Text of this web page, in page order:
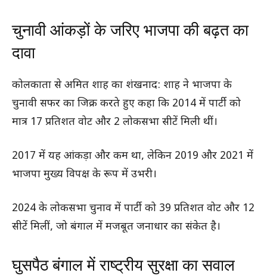
चुनावी आंकड़ों के जरिए भाजपा की बढ़त का
दावा
कोलकाता से अमित शाह का शंखनाद: शाह ने भाजपा के
चुनावी सफर का जिक्र करते हुए कहा कि 2014 में पार्टी को
मात्र 17 प्रतिशत वोट और 2 लोकसभा सीटें मिली थीं।
2017 में यह आंकड़ा और कम था, लेकिन 2019 और 2021 में
भाजपा मुख्य विपक्ष के रूप में उभरी।
2024 के लोकसभा चुनाव में पार्टी को 39 प्रतिशत वोट और 12
सीटें मिलीं, जो बंगाल में मजबूत जनाधार का संकेत है।
घुसपैठ बंगाल में राष्ट्रीय सुरक्षा का सवाल